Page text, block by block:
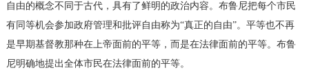
自由的概念不同于古代，具有了鲜明的政治内容。布鲁尼把每个市民
有同等机会参加政府管理和批评自由称为“真正的自由”。平等也不再
是早期基督教那种在上帝面前的平等，而是在法律面前的平等。布鲁
尼明确地提出全体市民在法律面前的平等。